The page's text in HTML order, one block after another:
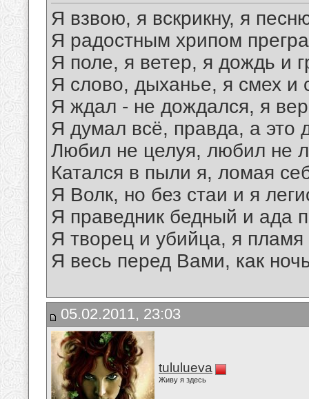
Я взвою, я вскрикну, я
Я радостным хрипом
Я поле, я ветер, я дождь и
Я слово, дыханье, я смех и
Я ждал - не дождался, я
Я думал всё, правда, а это
Любил не целуя, любил не
Катался в пыли я, ломая
Я Волк, но без стаи и я
Я праведник бедный и ада
Я творец и убийца, я пламя
Я весь перед Вами, как
05.02.2011, 23:03
tululueva
Живу я здесь